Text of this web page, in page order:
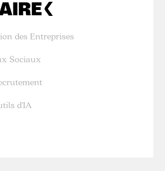
des Entreprises
Sociaux
d'IA